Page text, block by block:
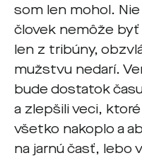
som len mohol.
človek nemôže byť
len z tribúny,
mužstvu nedarí.
bude dostatok
a zlepšili veci,
všetko nakoplo a
na jarnú časť, lebo